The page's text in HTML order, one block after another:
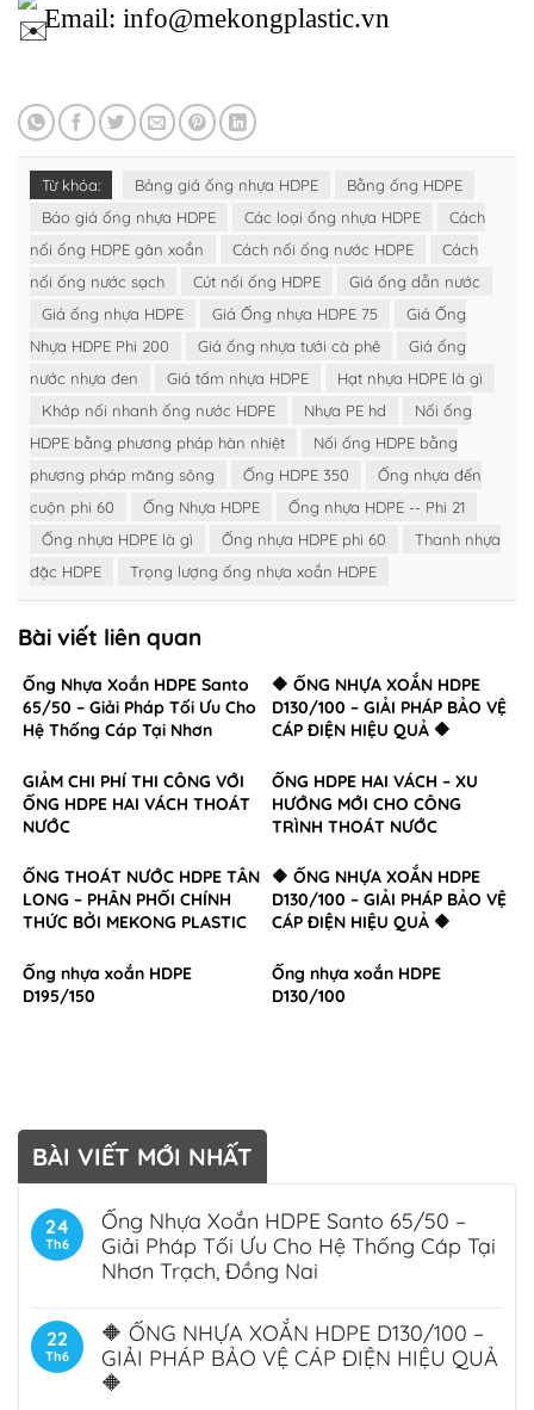
Email: info@mekongplastic.vn
Từ khóa: Bảng giá ống nhựa HDPE
Bằng ống HDPE
Báo giá ống nhựa HDPE
Các loại ống nhựa HDPE
Cách
nối ống HDPE gân xoắn
Cách nối ống nước HDPE
Cách
nối ống nước sạch
Cút nối ống HDPE
Giá ống dẫn nước
Giá ống nhựa HDPE
Giá Ống nhựa HDPE 75
Giá Ống
Nhựa HDPE Phi 200
Giá ống nhựa tưới cà phê
Giá ống
nước nhựa đen
Giá tấm nhựa HDPE
Hạt nhựa HDPE là gì
Khớp nối nhanh ống nước HDPE
Nhựa PE hd
Nối ống
HDPE bằng phương pháp hàn nhiệt
Nối ống HDPE bằng
phương pháp măng sông
Ống HDPE 350
Ống nhựa đến
cuộn phi 60
Ống Nhựa HDPE
Ống nhựa HDPE -- Phi 21
Ống nhựa HDPE là gì
Ống nhựa HDPE phi 60
Thanh nhựa
đặc HDPE
Trọng lượng ống nhựa xoắn HDPE
Bài viết liên quan
Ống Nhựa Xoắn HDPE Santo
65/50 – Giải Pháp Tối Ưu Cho
Hệ Thống Cáp Tại Nhơn
🔶 ỐNG NHỰA XOẮN HDPE
D130/100 – GIẢI PHÁP BẢO VỆ
CÁP ĐIỆN HIỆU QUẢ 🔶
GIẢM CHI PHÍ THI CÔNG VỚI
ỐNG HDPE HAI VÁCH THOÁT
NƯỚC
ỐNG HDPE HAI VÁCH – XU
HƯỚNG MỚI CHO CÔNG
TRÌNH THOÁT NƯỚC
ỐNG THOÁT NƯỚC HDPE TÂN
LONG – PHÂN PHỐI CHÍNH
THỨC BỞI MEKONG PLASTIC
🔶 ỐNG NHỰA XOẮN HDPE
D130/100 – GIẢI PHÁP BẢO VỆ
CÁP ĐIỆN HIỆU QUẢ 🔶
Ống nhựa xoắn HDPE
D195/150
Ống nhựa xoắn HDPE
D130/100
BÀI VIẾT MỚI NHẤT
24
Th6
Ống Nhựa Xoắn HDPE Santo 65/50 –
Giải Pháp Tối Ưu Cho Hệ Thống Cáp Tại
Nhơn Trạch, Đồng Nai
22
Th6
🔶 ỐNG NHỰA XOẮN HDPE D130/100 –
GIẢI PHÁP BẢO VỆ CÁP ĐIỆN HIỆU QUẢ
🔶